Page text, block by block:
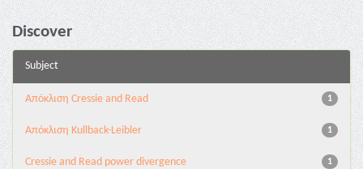
Discover
Subject
1
Aπόκλιση Cressie and Read
1
Aπόκλιση Kullback-Leibler
1
Cressie and Read power divergence